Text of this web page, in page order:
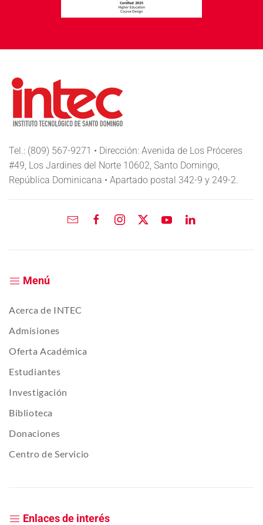
Tel.: (809) 567-9271 • Dirección: Avenida de Los Próceres
#49, Los Jardines del Norte 10602, Santo Domingo,
República Dominicana • Apartado postal 342-9 y 249-2.
Menú
Acerca de INTEC
Admisiones
Oferta Académica
Estudiantes
Investigación
Biblioteca
Donaciones
Centro de Servicio
Enlaces de interés